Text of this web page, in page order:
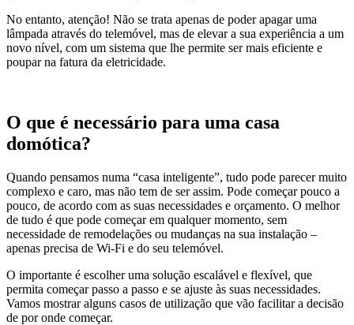
No entanto, atenção! Não se trata apenas de poder apagar uma
lâmpada através do telemóvel, mas de elevar a sua experiência a um
novo nível, com um sistema que lhe permite ser mais eficiente e
poupar na fatura da eletricidade.
O que é necessário para uma casa
domótica?
Quando pensamos numa “casa inteligente”, tudo pode parecer muito
complexo e caro, mas não tem de ser assim. Pode começar pouco a
pouco, de acordo com as suas necessidades e orçamento. O melhor
de tudo é que pode começar em qualquer momento, sem
necessidade de remodelações ou mudanças na sua instalação –
apenas precisa de Wi-Fi e do seu telemóvel.
O importante é escolher uma solução escalável e flexível, que
permita começar passo a passo e se ajuste às suas necessidades.
Vamos mostrar alguns casos de utilização que vão facilitar a decisão
de por onde começar.